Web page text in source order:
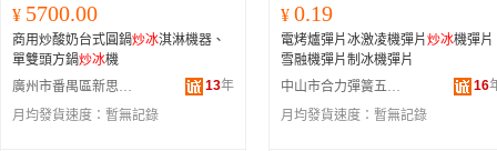
¥ 5700.00
商用炒酸奶台式圓鍋炒冰淇淋機器、
單雙頭方鍋炒冰機
廣州市番禺區新思遠金屬加工機械廠
13年
月均發貨速度： 暫無記錄
¥ 0.19
電烤爐彈片冰激凌機彈片炒冰機彈片
雪融機彈片制冰機彈片
中山市合力彈簧五金廠
16
月均發貨速度： 暫無記錄